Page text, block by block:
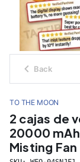
Back
TO THE MOON
2 cajas de
20000 mAh
Misting Fan